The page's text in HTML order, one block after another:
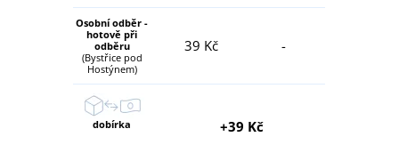
Osobní odběr -
hotově při
odběru
(Bystřice pod
Hostýnem)
39 Kč -
dobírka +39 Kč